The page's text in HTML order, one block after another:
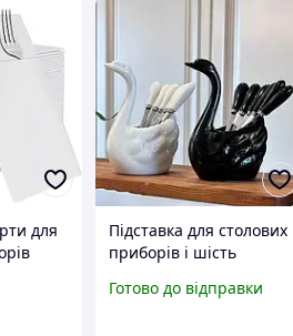
для
Білий
Підставка для столових
приборів і шість
формі лебедя в білому
Готово до відправки